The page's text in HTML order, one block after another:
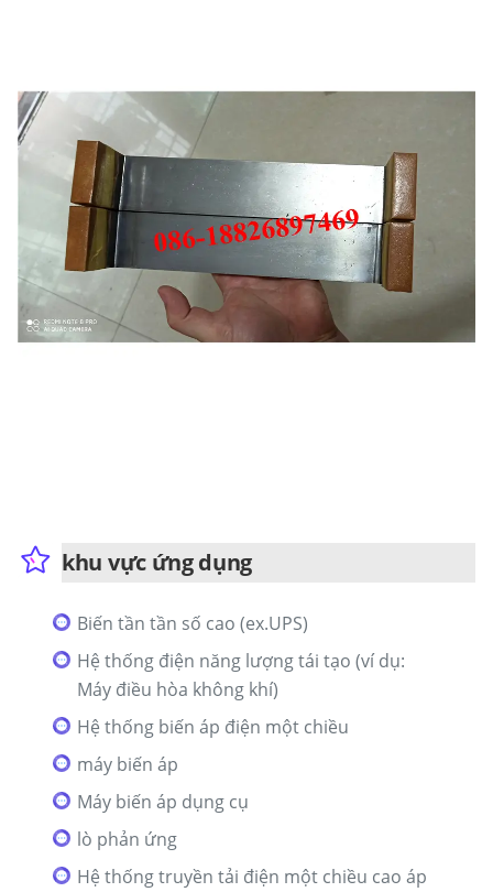
khu vực ứng dụng
Biến tần tần số cao (ex.UPS)
Hệ thống điện năng lượng tái tạo (ví dụ:
Máy điều hòa không khí)
Hệ thống biến áp điện một chiều
máy biến áp
Máy biến áp dụng cụ
lò phản ứng
Hệ thống truyền tải điện một chiều cao áp